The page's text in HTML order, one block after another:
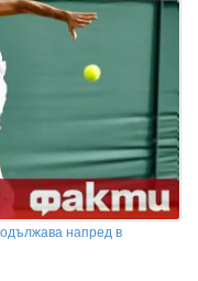
напред в